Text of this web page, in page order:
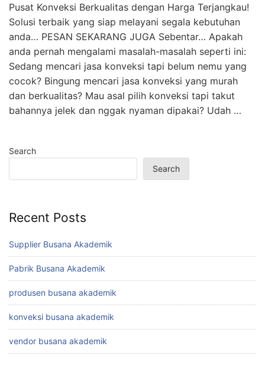
Pusat Konveksi Berkualitas dengan Harga Terjangkau!
Solusi terbaik yang siap melayani segala kebutuhan
anda… PESAN SEKARANG JUGA Sebentar… Apakah
anda pernah mengalami masalah-masalah seperti ini:
Sedang mencari jasa konveksi tapi belum nemu yang
cocok? Bingung mencari jasa konveksi yang murah
dan berkualitas? Mau asal pilih konveksi tapi takut
bahannya jelek dan nggak nyaman dipakai? Udah …
Search
Search
Recent Posts
Supplier Busana Akademik
Pabrik Busana Akademik
produsen busana akademik
konveksi busana akademik
vendor busana akademik